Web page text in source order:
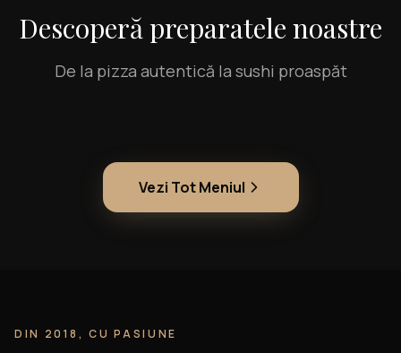
Descoperă preparatele noastre
De la pizza autentică la sushi proaspăt
Vezi Tot Meniul
DIN 2018, CU PASIUNE